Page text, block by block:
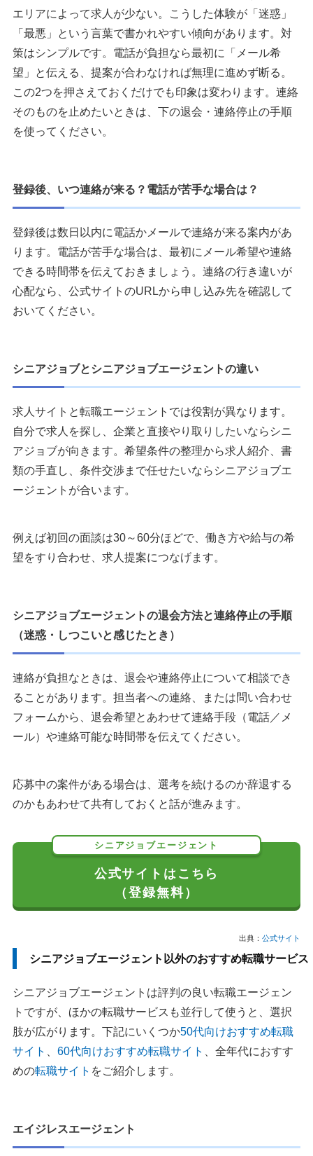
エリアによって求人が少ない。こうした体験が「迷惑」
「最悪」という言葉で書かれやすい傾向があります。対
策はシンプルです。電話が負担なら最初に「メール希
望」と伝える、提案が合わなければ無理に進めず断る。
この2つを押さえておくだけでも印象は変わります。連絡
そのものを止めたいときは、下の退会・連絡停止の手順
を使ってください。
登録後、いつ連絡が来る？電話が苦手な場合は？
登録後は数日以内に電話かメールで連絡が来る案内があ
ります。電話が苦手な場合は、最初にメール希望や連絡
できる時間帯を伝えておきましょう。連絡の行き違いが
心配なら、公式サイトのURLから申し込み先を確認して
おいてください。
シニアジョブとシニアジョブエージェントの違い
求人サイトと転職エージェントでは役割が異なります。
自分で求人を探し、企業と直接やり取りしたいならシニ
アジョブが向きます。希望条件の整理から求人紹介、書
類の手直し、条件交渉まで任せたいならシニアジョブエ
ージェントが合います。
例えば初回の面談は30～60分ほどで、働き方や給与の希
望をすり合わせ、求人提案につなげます。
シニアジョブエージェントの退会方法と連絡停止の手順
（迷惑・しつこいと感じたとき）
連絡が負担なときは、退会や連絡停止について相談でき
ることがあります。担当者への連絡、または問い合わせ
フォームから、退会希望とあわせて連絡手段（電話／メ
ール）や連絡可能な時間帯を伝えてください。
応募中の案件がある場合は、選考を続けるのか辞退する
のかもあわせて共有しておくと話が進みます。
シニアジョブエージェント
公式サイトはこちら
（登録無料）
出典： 公式サイト
シニアジョブエージェント以外のおすすめ転職サービス
シニアジョブエージェントは評判の良い転職エージェン
トですが、ほかの転職サービスも並行して使うと、選択
肢が広がります。下記にいくつか50代向けおすすめ転職
サイト
60代向けおすすめ転職サイト
、全年代におすす
めの転職サイト をご紹介します。
エイジレスエージェント